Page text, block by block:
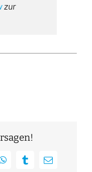
zur
WhatsAppTumblrE-